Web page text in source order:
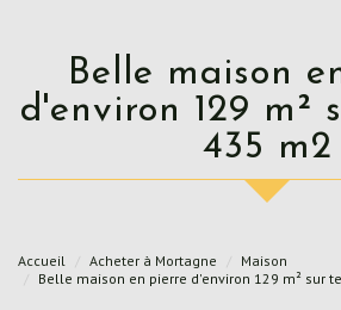
Belle maison en pierre
d'environ 129 m²
435 m2
Accueil Acheter à Mortagne
Maison
Belle maison en pierre d'environ 129 m² sur